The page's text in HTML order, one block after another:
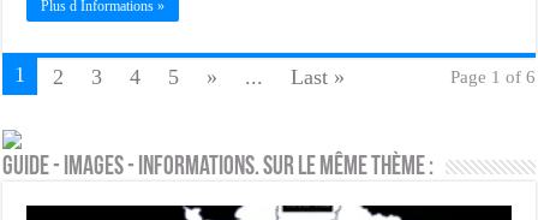
Plus d Informations »
Page 1 of 6
1 2 3 4 5 » ... Last »
Guide - Images - Informations. Sur le même thème :